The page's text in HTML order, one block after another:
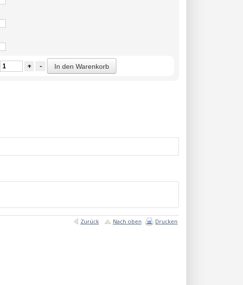
+ - In den Warenkorb
Zurück Nach oben Drucken